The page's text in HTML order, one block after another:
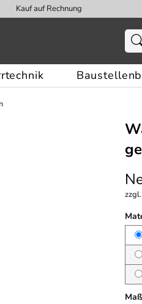
Kauf auf Rechnung